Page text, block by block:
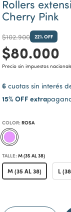
Rollers
Cherry Pink
$102.900 22% OFF
$80.000
Precio sin impuestos
6 cuotas sin interés
15% OFF extra
COLOR: ROSA
TALLE: M (35 AL 38)
M (35 AL 38) L